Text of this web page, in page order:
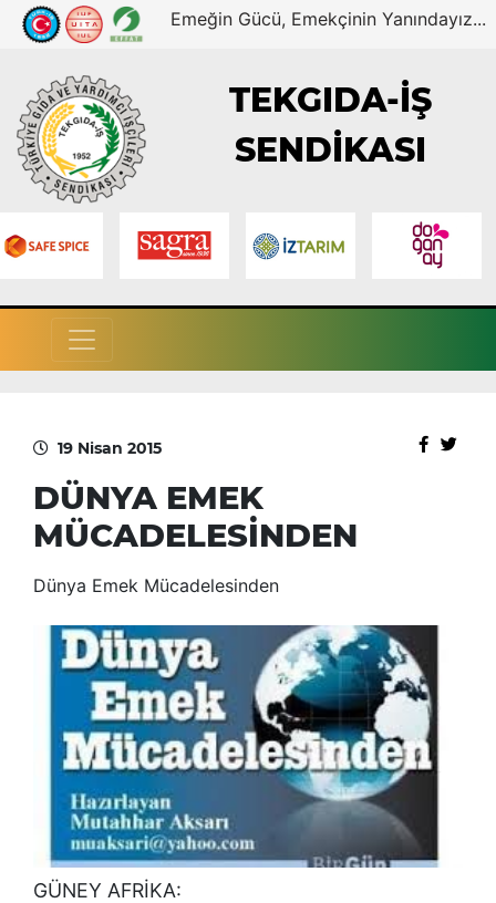
Emeğin Gücü, Emekçinin Yanındayız...
TEKGIDA-İŞ
SENDİKASI
19 Nisan 2015
DÜNYA EMEK
MÜCADELESİNDEN
Dünya Emek Mücadelesinden
GÜNEY AFRİKA: